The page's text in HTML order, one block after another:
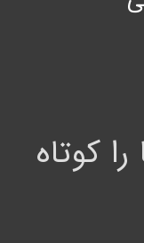
کوتاه